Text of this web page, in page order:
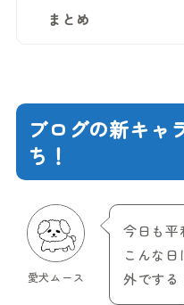
まとめ
ブログの新キャ
ち！
愛犬ムース
今日も平
こんな日
外でする